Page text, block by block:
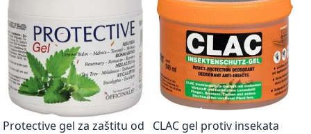
Protective gel za zaštitu od
CLAC gel protiv insekata